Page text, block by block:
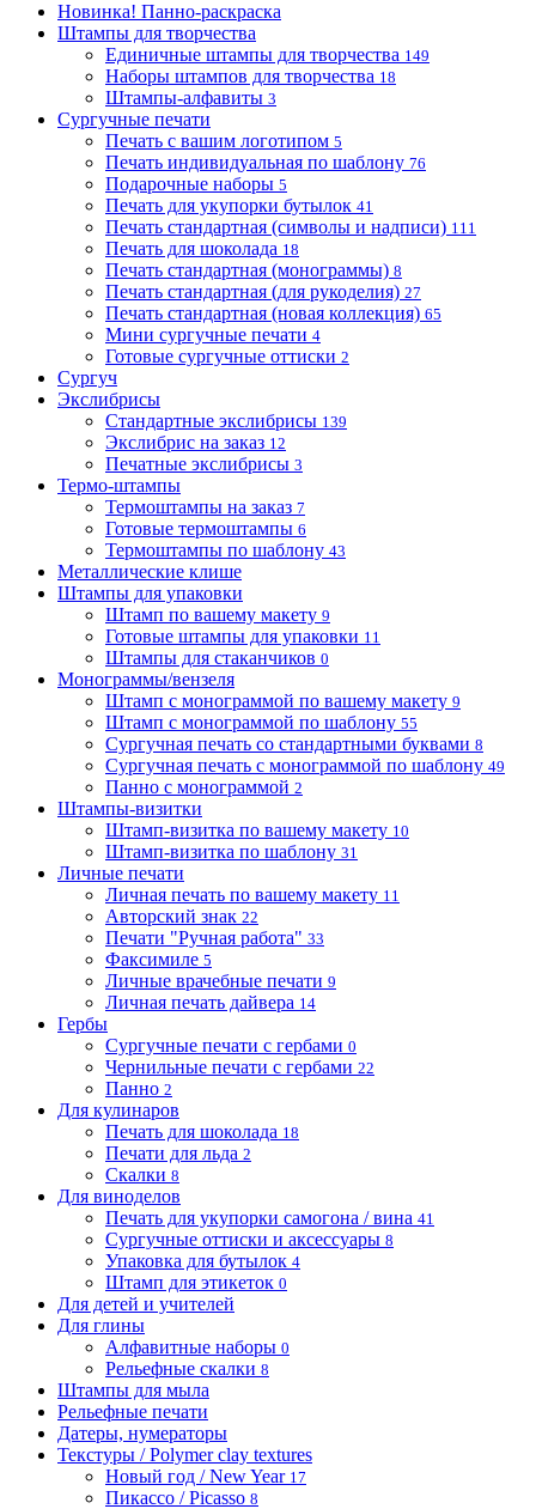
Новинка! Панно-раскраска
Штампы для творчества
Единичные штампы для творчества 149
Наборы штампов для творчества 18
Штампы-алфавиты 3
Сургучные печати
Печать с вашим логотипом 5
Печать индивидуальная по шаблону 76
Подарочные наборы 5
Печать для укупорки бутылок 41
Печать стандартная (символы и надписи) 111
Печать для шоколада 18
Печать стандартная (монограммы) 8
Печать стандартная (для рукоделия) 27
Печать стандартная (новая коллекция) 65
Мини сургучные печати 4
Готовые сургучные оттиски 2
Сургуч
Экслибрисы
Стандартные экслибрисы 139
Экслибрис на заказ 12
Печатные экслибрисы 3
Термо-штампы
Термоштампы на заказ 7
Готовые термоштампы 6
Термоштампы по шаблону 43
Металлические клише
Штампы для упаковки
Штамп по вашему макету 9
Готовые штампы для упаковки 11
Штампы для стаканчиков 0
Монограммы/вензеля
Штамп с монограммой по вашему макету 9
Штамп с монограммой по шаблону 55
Сургучная печать со стандартными буквами 8
Сургучная печать с монограммой по шаблону 49
Панно с монограммой 2
Штампы-визитки
Штамп-визитка по вашему макету 10
Штамп-визитка по шаблону 31
Личные печати
Личная печать по вашему макету 11
Авторский знак 22
Печати "Ручная работа" 33
Факсимиле 5
Личные врачебные печати 9
Личная печать дайвера 14
Гербы
Сургучные печати с гербами 0
Чернильные печати с гербами 22
Панно 2
Для кулинаров
Печать для шоколада 18
Печати для льда 2
Скалки 8
Для виноделов
Печать для укупорки самогона / вина 41
Сургучные оттиски и аксессуары 8
Упаковка для бутылок 4
Штамп для этикеток 0
Для детей и учителей
Для глины
Алфавитные наборы 0
Рельефные скалки 8
Штампы для мыла
Рельефные печати
Датеры, нумераторы
Текстуры / Polymer clay textures
Новый год / New Year 17
Пикассо / Picasso 8